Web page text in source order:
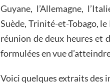
Guyane, l’Allemagne,
Suède, Trinité-et-Tobago,
réunion de deux heures et
formulées en vue
Voici quelques extraits des